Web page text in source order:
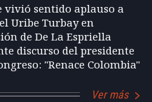
vivió sentido aplauso a
Uribe Turbay en
de De La Espriella
discurso del presidente
"Renace Colombia"
Ver más